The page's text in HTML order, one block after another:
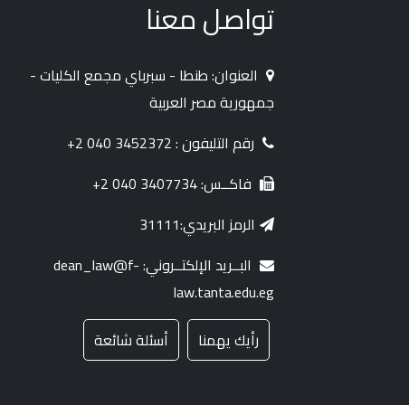
تواصل معنا
العنوان: طنطا - سبرباي مجمع الكليات -
جمهورية مصر العربية
رقم التليفون : 3452372 040 2+
فاكــس: 3407734 040 2+
الرمز البريدي:31111
البــريد الإلكتــروني: dean_law@f-
law.tanta.edu.eg
رأيك يهمنا
أسئلة شائعة